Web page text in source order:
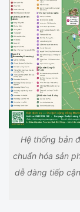
Hệ thống bản
chuẩn hóa sản
dễ dàng tiếp